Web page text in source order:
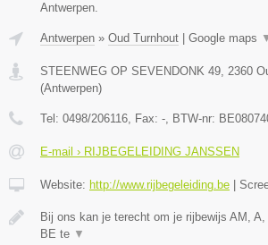
Antwerpen.
Antwerpen » Oud Turnhout Google maps
STEENWEG OP SEVENDONK 49, 2360
(Antwerpen)
Tel: 0498/206116, Fax: -, BTW-nr:
E-mail › RIJBEGELEIDING JANSSEN
Website: http://www.rijbegeleiding.be
Bij ons kan je terecht om je rijbewijs AM,
BE te ▼